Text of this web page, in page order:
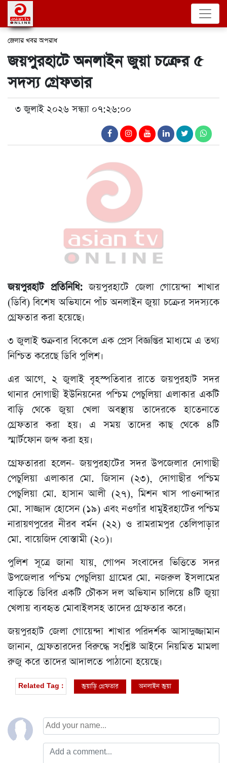
জেলার খবর অপরাধ
জয়পুরহাটে অনলাইন জুয়া চক্রের ৫
সদস্য গ্রেফতার
৩ জুলাই ২০২৬ সন্ধ্যা ০৭:২৬:০০
​জয়পুরহাট প্রতিনিধি:জয়পুরহাটে জেলা গোয়েন্দা শাখার
(ডিবি) বিশেষ অভিযানে পাঁচ অনলাইন জুয়া চক্রের সদস্যকে
গ্রেফতার করা হয়েছে।
৩ জুলাই শুক্রবার বিকেলে এক প্রেস বিজ্ঞপ্তির মাধ্যমে এ তথ্য
নিশ্চিত করেছে ​ডিবি পুলিশ।
এর আগে, ২ জুলাই বৃহস্পতিবার রাতে জয়পুরহাট সদর
থানার দোগাছী ইউনিয়নের পশ্চিম পেচুলিয়া এলাকার একটি
বাড়ি থেকে জুয়া খেলা অবস্থায় তাদেরকে হাতেনাতে
গ্রেফতার করা হয়। এ সময় তাদের কাছ থেকে ৪টি
স্মার্টফোন জব্দ করা হয়।
​গ্রেফতাররা হলেন- জয়পুরহাটের সদর উপজেলার দোগাছী
পেচুলিয়া এলাকার মো. জিসান (২৩), দোগাছীর পশ্চিম
পেচুলিয়া মো. হাসান আলী (২৭), মিশন খাস পাওনান্দার
মো. সাজ্জাদ হোসেন (১৯) এবং নওগাঁর ধামুইরহাটের পশ্চিম
নারায়ণপুরের নীরব বর্মন (২২) ও রামরামপুর তেলিপাড়ার
মো. বায়েজিদ বোস্তামী (২০)।
​পুলিশ সূত্রে জানা যায়, গোপন সংবাদের ভিত্তিতে সদর
উপজেলার পশ্চিম পেচুলিয়া গ্রামের মো. নজরুল ইসলামের
বাড়িতে ডিবির একটি চৌকস দল অভিযান চালিয়ে ৪টি জুয়া
খেলায় ব্যবহৃত মোবাইলসহ তাদের গ্রেফতার করে।
​জয়পুরহাট জেলা গোয়েন্দা শাখার পরিদর্শক আসাদুজ্জামান
জানান, গ্রেফতারদের বিরুদ্ধে সংশ্লিষ্ট আইনে নিয়মিত মামলা
রুজু করে তাদের আদালতে পাঠানো হয়েছে।
Related Tag : জুয়াড়ি গ্রেফতার অনলাইন জুয়া